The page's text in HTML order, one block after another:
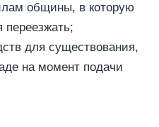
общины, в которую
переезжать;
для существования,
на момент подачи